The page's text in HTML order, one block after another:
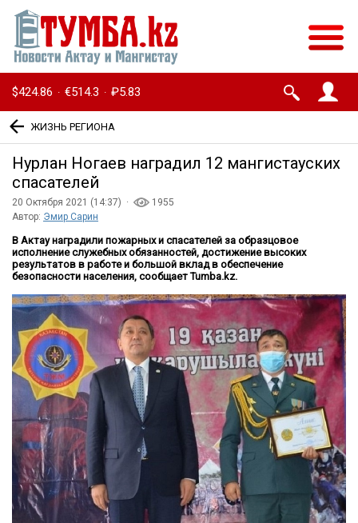
$424.86 · €514.3 · ₽5.83
ЖИЗНЬ РЕГИОНА
Нурлан Ногаев наградил 12 мангистауских
спасателей
20 Октября 2021 (14:37) ·
1955
Автор: Эмир Сарин
В Актау наградили пожарных и спасателей за образцовое
исполнение служебных обязанностей, достижение высоких
результатов в работе и большой вклад в обеспечение
безопасности населения, сообщаетTumba.kz.